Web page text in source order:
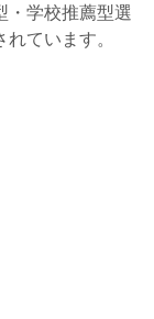
・学校推薦型選
ています。